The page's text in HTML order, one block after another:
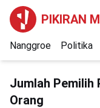
PIKIRAN
Nanggroe Politika
Jumlah Pemilih
Orang